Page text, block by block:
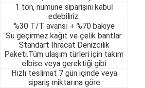
1 ton, numune siparişini kabul
edebiliriz.
%30 T/T avansı + %70 bakiye
Su geçirmez kağıt ve çelik bantlar.
Standart İhracat Denizcilik
Paketi.Tüm ulaşım türleri için takım
elbise veya gerektiği gibi
Hızlı teslimat 7 gün içinde veya
sipariş miktarına göre